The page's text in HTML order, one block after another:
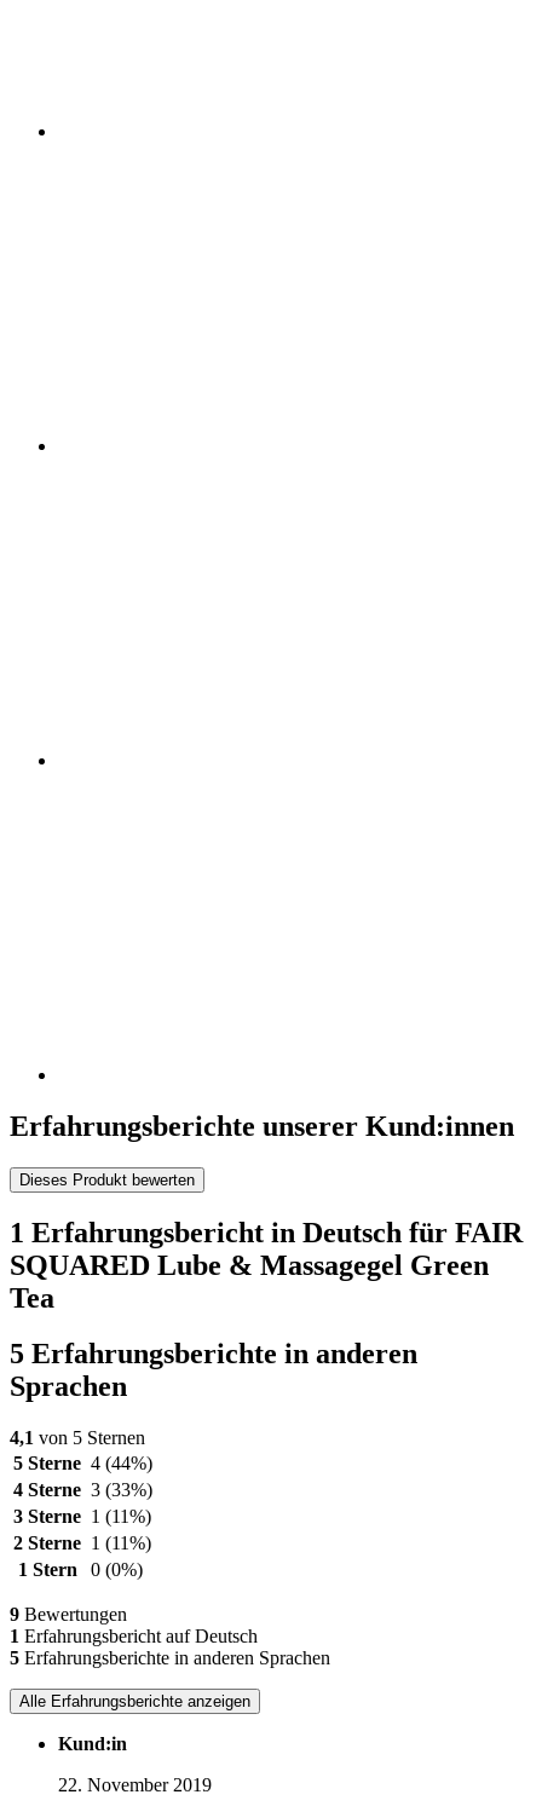
Erfahrungsberichte unserer Kund:innen
Dieses Produkt bewerten
1 Erfahrungsbericht in Deutsch für FAIR
SQUARED Lube & Massagegel Green
Tea
5 Erfahrungsberichte in anderen
Sprachen
4,1 von 5 Sternen
5 Sterne 4 (44%)
4 Sterne 3 (33%)
3 Sterne 1 (11%)
2 Sterne 1 (11%)
1 Stern
0 (0%)
9 Bewertungen
1 Erfahrungsbericht auf Deutsch
5 Erfahrungsberichte in anderen Sprachen
Alle Erfahrungsberichte anzeigen
Kund:in
22. November 2019